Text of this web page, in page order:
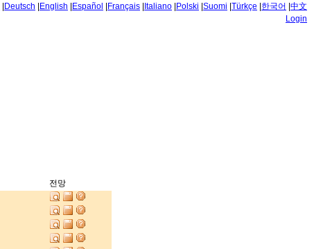
Deutsch English Español Français Italiano Polski Suomi Türkçe 한국어 中文
Login
전망